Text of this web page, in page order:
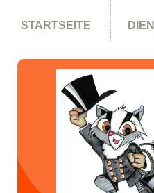
STARTSEITE